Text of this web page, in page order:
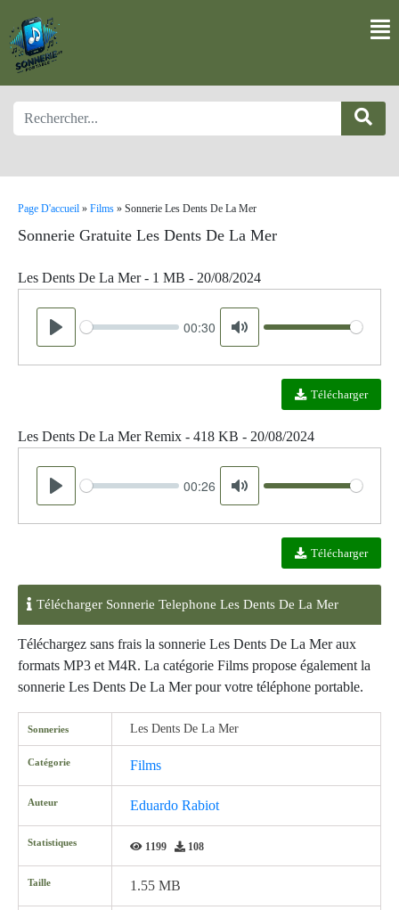
Page D'accueil » Films » Sonnerie Les Dents De La Mer
Sonnerie Gratuite Les Dents De La Mer
Les Dents De La Mer - 1 MB - 20/08/2024
Play
Seek 00:30
Mute
Volume
Télécharger
Les Dents De La Mer Remix - 418 KB - 20/08/2024
Play
Seek 00:26
Mute
Volume
Télécharger
Télécharger Sonnerie Telephone Les Dents De La Mer
Téléchargez sans frais la sonnerie Les Dents De La Mer aux
formats MP3 et M4R. La catégorie Films propose également la
sonnerie Les Dents De La Mer pour votre téléphone portable.
Sonneries Les Dents De La Mer
Catégorie Films
Auteur Eduardo Rabiot
Statistiques 1199 108
Taille 1.55 MB